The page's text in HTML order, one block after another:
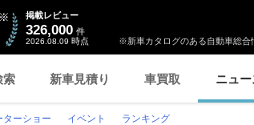
※新車カタログのある自動車総合
掲載レビュー
326,000 件
2026.08.09 時点
索 新車見積り 車買取 ニュー
ターショー イベント ランキング